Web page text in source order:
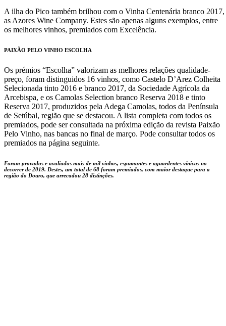
A ilha do Pico também brilhou com o Vinha Centenária branco 2017,
as Azores Wine Company. Estes são apenas alguns exemplos, entre
os melhores vinhos, premiados com Excelência.
PAIXÃO PELO VINHO ESCOLHA
Os prémios “Escolha” valorizam as melhores relações qualidade-
preço, foram distinguidos 16 vinhos, como Castelo D’Arez Colheita
Selecionada tinto 2016 e branco 2017, da Sociedade Agrícola da
Arcebispa, e os Camolas Selection branco Reserva 2018 e tinto
Reserva 2017, produzidos pela Adega Camolas, todos da Península
de Setúbal, região que se destacou. A lista completa com todos os
premiados, pode ser consultada na próxima edição da revista Paixão
Pelo Vinho, nas bancas no final de março. Pode consultar todos os
premiados na página seguinte.
Foram provados e avaliados mais de mil vinhos, espumantes e aguardentes vínicas no
decorrer de 2019. Destes, um total de 68 foram premiados, com maior destaque para a
região do Douro, que arrecadou 28 distinções.